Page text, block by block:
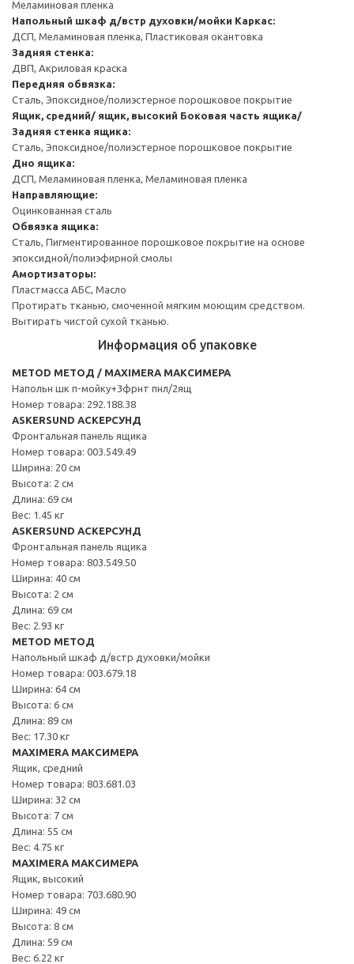
Меламиновая пленка
Напольный шкаф д/встр духовки/мойки Каркас:
ДСП, Меламиновая пленка, Пластиковая окантовка
Задняя стенка:
ДВП, Акриловая краска
Передняя обвязка:
Сталь, Эпоксидное/полиэстерное порошковое покрытие
Ящик, средний/ ящик, высокий Боковая часть ящика/
Задняя стенка ящика:
Сталь, Эпоксидное/полиэстерное порошковое покрытие
Дно ящика:
ДСП, Меламиновая пленка, Меламиновая пленка
Направляющие:
Оцинкованная сталь
Обвязка ящика:
Сталь, Пигментированное порошковое покрытие на основе
эпоксидной/полиэфирной смолы
Амортизаторы:
Пластмасса АБС, Масло
Протирать тканью, смоченной мягким моющим средством.
Вытирать чистой сухой тканью.
Информация об упаковке
METOD МЕТОД / MAXIMERA МАКСИМЕРА
Напольн шк п-мойку+3фрнт пнл/2ящ
Номер товара: 292.188.38
ASKERSUND АСКЕРСУНД
Фронтальная панель ящика
Номер товара: 003.549.49
Ширина: 20 см
Высота: 2 см
Длина: 69 см
Вес: 1.45 кг
ASKERSUND АСКЕРСУНД
Фронтальная панель ящика
Номер товара: 803.549.50
Ширина: 40 см
Высота: 2 см
Длина: 69 см
Вес: 2.93 кг
METOD МЕТОД
Напольный шкаф д/встр духовки/мойки
Номер товара: 003.679.18
Ширина: 64 см
Высота: 6 см
Длина: 89 см
Вес: 17.30 кг
MAXIMERA МАКСИМЕРА
Ящик, средний
Номер товара: 803.681.03
Ширина: 32 см
Высота: 7 см
Длина: 55 см
Вес: 4.75 кг
MAXIMERA МАКСИМЕРА
Ящик, высокий
Номер товара: 703.680.90
Ширина: 49 см
Высота: 8 см
Длина: 59 см
Вес: 6.22 кг